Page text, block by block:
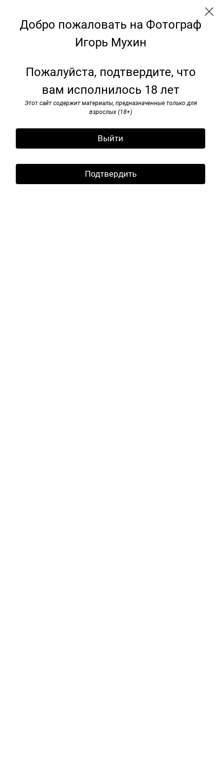
Добро пожаловать на Фотограф
Игорь Мухин
Пожалуйста, подтвердите, что
вам исполнилось 18 лет
Этот сайт содержит материалы, предназначенные только для
взрослых (18+)
Выйти
Подтвердить
Путешествие